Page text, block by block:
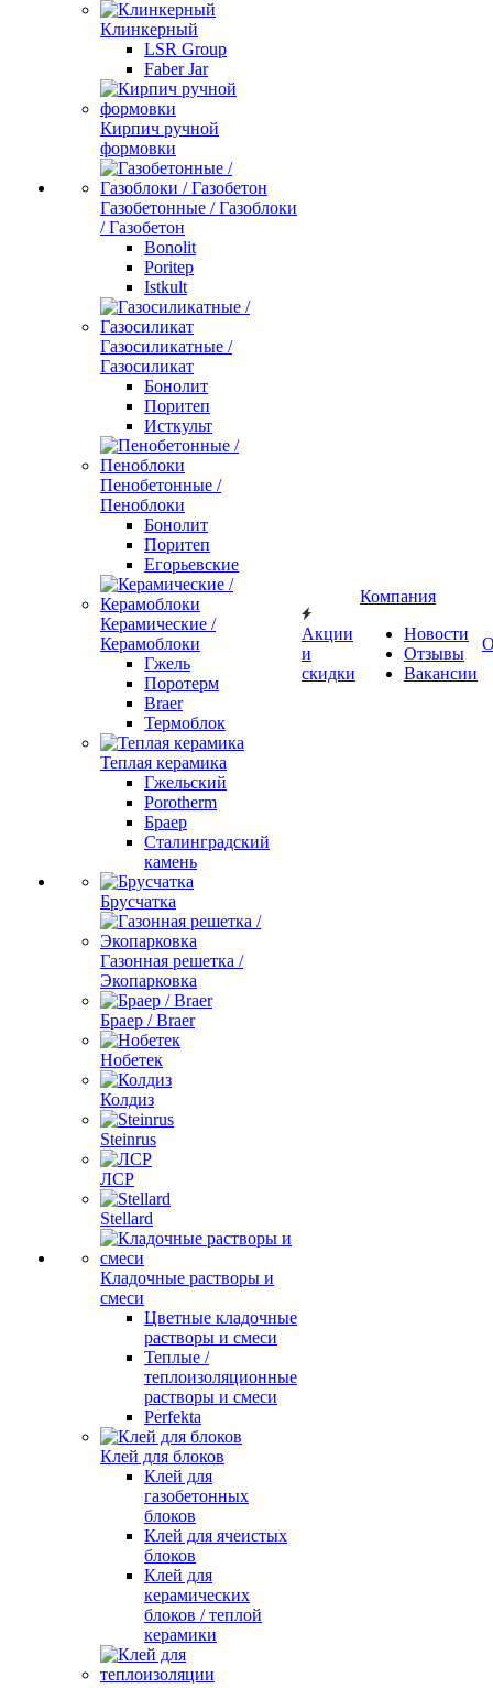
Клинкерный
LSR Group
Faber Jar
Кирпич ручной
формовки
Газобетонные / Газоблоки
/ Газобетон
Bonolit
Poritep
Istkult
Газосиликатные /
Газосиликат
Бонолит
Поритеп
Исткульт
Пенобетонные /
Пеноблоки
Бонолит
Поритеп
Егорьевские
Керамические /
Керамоблоки
Гжель
Поротерм
Braer
Термоблок
Теплая керамика
Гжельский
Porotherm
Браер
Сталинградский
камень
Брусчатка
Газонная решетка /
Экопарковка
Браер / Braer
Нобетек
Колдиз
Steinrus
ЛСР
Stellard
Кладочные растворы и
смеси
Цветные кладочные
растворы и смеси
Теплые /
теплоизоляционные
растворы и смеси
Perfekta
Клей для блоков
Клей для
газобетонных
блоков
Клей для ячеистых
блоков
Клей для
керамических
блоков / теплой
керамики
Акции
и
скидки
Компания
Новости
Отзывы
Вакансии